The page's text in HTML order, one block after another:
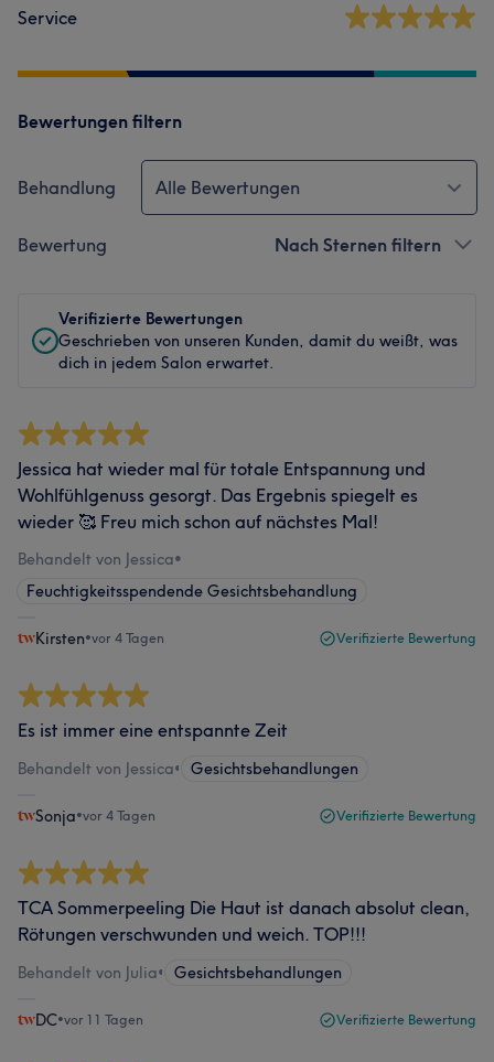
Service
Bewertungen filtern
Behandlung Alle Bewertungen
Bewertung Nach Sternen filtern
Verifizierte Bewertungen
Geschrieben von unseren Kunden, damit du weißt, was
dich in jedem Salon erwartet.
Jessica hat wieder mal für totale Entspannung und
Wohlfühlgenuss gesorgt. Das Ergebnis spiegelt es
wieder 🥰 Freu mich schon auf nächstes Mal!
Behandelt von Jessica•
Feuchtigkeitsspendende Gesichtsbehandlung
Kirsten•vor 4 Tagen Verifizierte Bewertung
Es ist immer eine entspannte Zeit
Behandelt von Jessica• Gesichtsbehandlungen
Sonja•vor 4 Tagen Verifizierte Bewertung
TCA Sommerpeeling Die Haut ist danach absolut clean,
Rötungen verschwunden und weich. TOP!!!
Behandelt von Julia• Gesichtsbehandlungen
DC•vor 11 Tagen Verifizierte Bewertung